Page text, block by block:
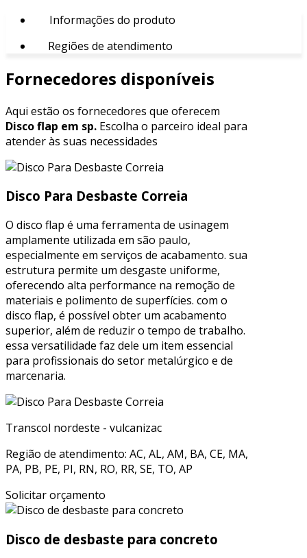
Informações do produto
Regiões de atendimento
Fornecedores disponíveis
Aqui estão os fornecedores que oferecem
Disco flap em sp. Escolha o parceiro ideal para
atender às suas necessidades
Disco Para Desbaste Correia
O disco flap é uma ferramenta de usinagem
amplamente utilizada em são paulo,
especialmente em serviços de acabamento. sua
estrutura permite um desgaste uniforme,
oferecendo alta performance na remoção de
materiais e polimento de superfícies. com o
disco flap, é possível obter um acabamento
superior, além de reduzir o tempo de trabalho.
essa versatilidade faz dele um item essencial
para profissionais do setor metalúrgico e de
marcenaria.
Transcol nordeste - vulcanizac
Região de atendimento: AC, AL, AM, BA, CE, MA,
PA, PB, PE, PI, RN, RO, RR, SE, TO, AP
Solicitar orçamento
Disco de desbaste para concreto